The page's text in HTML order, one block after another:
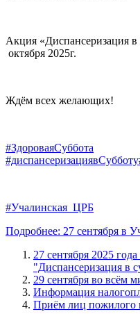
Акция «Диспансеризация в
октября 2025г.
Ждём всех желающих!
#ЗдороваяСуббота
#диспансеризациявСубботу
#Учалинская_ЦРБ
Подробнее: 27 сентября в
27 сентября 2025
"Диспансеризация в
29 сентября во всём
Информация
Приём лиц пожилого